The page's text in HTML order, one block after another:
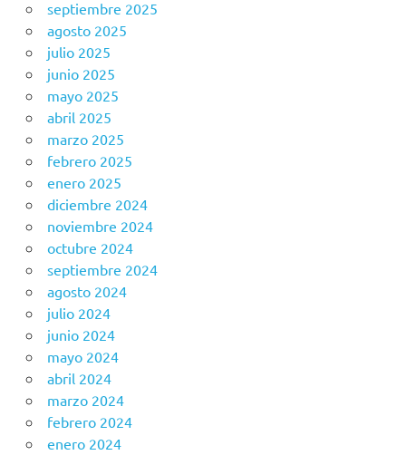
septiembre 2025
agosto 2025
julio 2025
junio 2025
mayo 2025
abril 2025
marzo 2025
febrero 2025
enero 2025
diciembre 2024
noviembre 2024
octubre 2024
septiembre 2024
agosto 2024
julio 2024
junio 2024
mayo 2024
abril 2024
marzo 2024
febrero 2024
enero 2024